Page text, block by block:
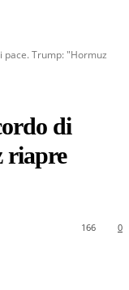
pace. Trump: "Hormuz
di
riapre
0
166